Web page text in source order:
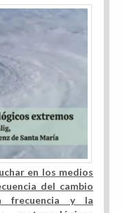
en los medios
del cambio
frecuencia y la